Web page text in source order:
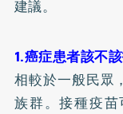
建議。
1.癌症患者該不
相較於一般民眾
族群。接種疫